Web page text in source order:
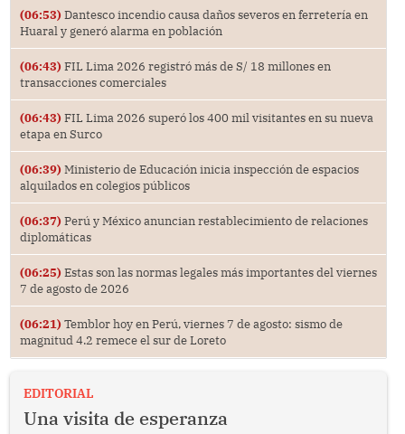
(06:53) Dantesco incendio causa daños severos en ferretería en
Huaral y generó alarma en población
(06:43) FIL Lima 2026 registró más de S/ 18 millones en
transacciones comerciales
(06:43) FIL Lima 2026 superó los 400 mil visitantes en su nueva
etapa en Surco
(06:39) Ministerio de Educación inicia inspección de espacios
alquilados en colegios públicos
(06:37) Perú y México anuncian restablecimiento de relaciones
diplomáticas
(06:25) Estas son las normas legales más importantes del viernes
7 de agosto de 2026
(06:21) Temblor hoy en Perú, viernes 7 de agosto: sismo de
magnitud 4.2 remece el sur de Loreto
EDITORIAL
Una visita de esperanza